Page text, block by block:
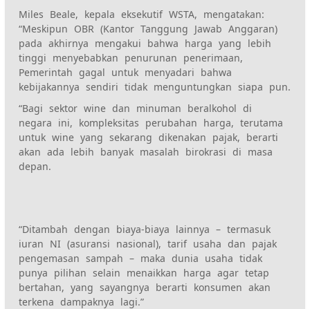
Miles Beale, kepala eksekutif WSTA, mengatakan:
“Meskipun OBR (Kantor Tanggung Jawab Anggaran)
pada akhirnya mengakui bahwa harga yang lebih
tinggi menyebabkan penurunan penerimaan,
Pemerintah gagal untuk menyadari bahwa
kebijakannya sendiri tidak menguntungkan siapa pun.
“Bagi sektor wine dan minuman beralkohol di
negara ini, kompleksitas perubahan harga, terutama
untuk wine yang sekarang dikenakan pajak, berarti
akan ada lebih banyak masalah birokrasi di masa
depan.
“Ditambah dengan biaya-biaya lainnya – termasuk
iuran NI (asuransi nasional), tarif usaha dan pajak
pengemasan sampah – maka dunia usaha tidak
punya pilihan selain menaikkan harga agar tetap
bertahan, yang sayangnya berarti konsumen akan
terkena dampaknya lagi.”